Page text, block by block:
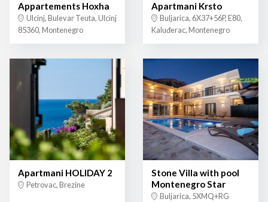
Appartements Hoxha
Ulcinj, Bulevar Teuta, Ulcinj
85360, Montenegro
Apartmani Krsto
Buljarica, 6X37+56P, E80,
Kaluđerac, Montenegro
Apartmani HOLIDAY 2
Petrovac, Brezine
Stone Villa with pool
Montenegro Star
Buljarica, 5XMQ+RG